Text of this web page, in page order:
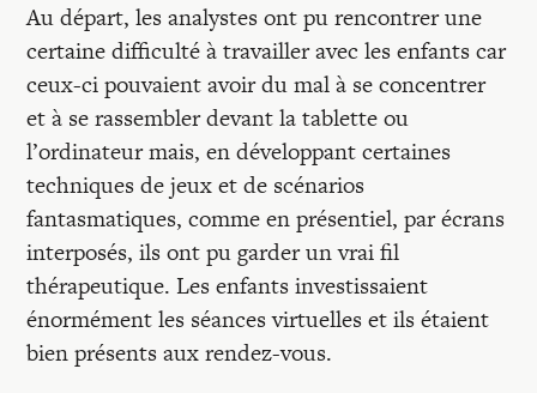
Au départ, les analystes ont pu rencontrer une
certaine difficulté à travailler avec les enfants car
ceux-ci pouvaient avoir du mal à se concentrer
et à se rassembler devant la tablette ou
l’ordinateur mais, en développant certaines
techniques de jeux et de scénarios
fantasmatiques, comme en présentiel, par écrans
interposés, ils ont pu garder un vrai fil
thérapeutique. Les enfants investissaient
énormément les séances virtuelles et ils étaient
bien présents aux rendez-vous.